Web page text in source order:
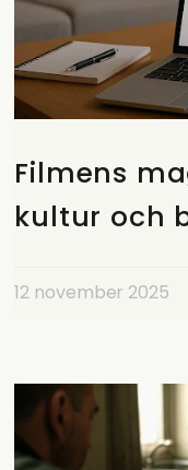
Filmens
kultur och
12 november 2025